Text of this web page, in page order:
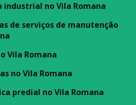
no Vila Romana
de serviços de manutenção
Vila Romana
no Vila Romana
predial no Vila Romana